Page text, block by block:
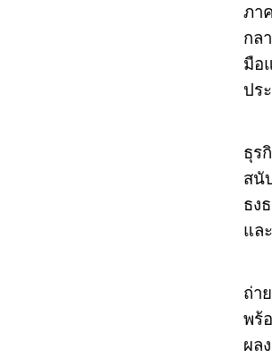
ภา
กล
มือ
ปร
ธุร
สนั
ธง
แล
ถ่า
พร้
ผล